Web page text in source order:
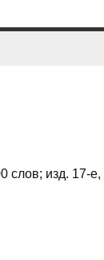
слов; изд. 17-е,